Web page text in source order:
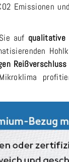
Emissionen
auf qualitative
Reißverschluss